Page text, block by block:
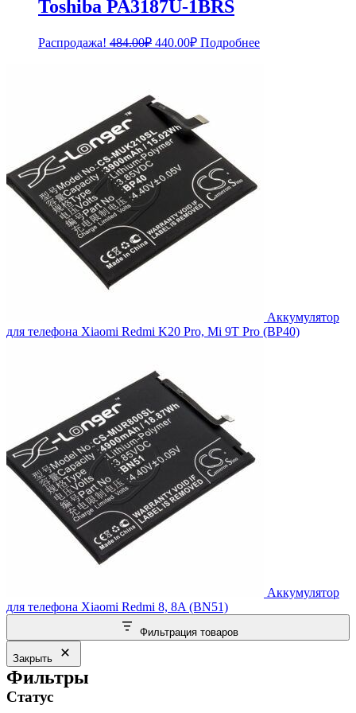
Toshiba PA3187U-1BRS
Распродажа! 484.00₽ Первоначальная
440.00₽Текущая
цена:
Подробнее
Аккумулятор
для телефона Xiaomi Redmi K20 Pro, Mi 9T Pro (BP40)
Аккумулятор
для телефона Xiaomi Redmi 8, 8A (BN51)
Фильтрация товаров
Закрыть
Фильтры
Статус